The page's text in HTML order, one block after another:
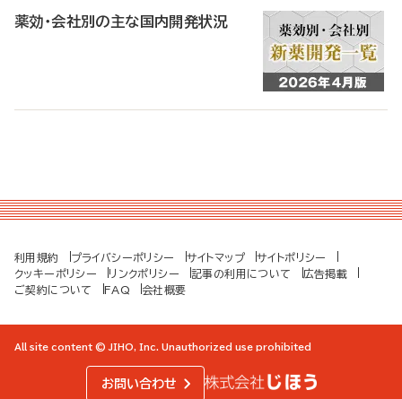
薬効・会社別の主な国内開発状況
利用規約 プライバシーポリシー サイトマップ
サイトポリシー
クッキーポリシー
リンクポリシー 記事の利用について
広告掲載
ご契約について
FAQ 会社概要
All site content © JIHO, Inc. Unauthorized use prohibited
お問い合わせ